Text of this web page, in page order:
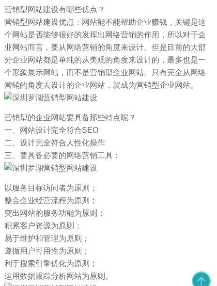
营销型网站建设有哪些优点？
营销型网站建设优点：网站能不能帮助企业赚钱，关键是这
个网站是否能够很好的发挥出网络营销的作用，所以对于企
业网站而言，要从网络营销的角度来设计。但是目前的大部
分企业网站都是单纯的从美观的角度来设计的，最多也是一
个形象展示网站，而不是营销型企业网站。只有完全从网络
营销的角度去设计的企业网站，就成为营销型企业网站。
营销型的企业网站要具备那些特点呢？
一、网站设计完全符合SEO
二、设计完全符合人性化操作
三、要具备必要的网络营销工具：
以服务目标访问者为原则；
整合企业经营流程为原则；
突出网站的服务功能为原则；
积累客户资源为原则；
易于维护和管理为原则；
遵循用户可用性为原则；
利于搜索引擎优化为原则；
运用数据跟踪分析网站为原则。